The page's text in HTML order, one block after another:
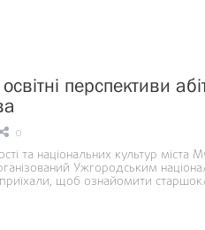
перспективи
0
та національних культур міста
Ужгородським
щоб ознайомити